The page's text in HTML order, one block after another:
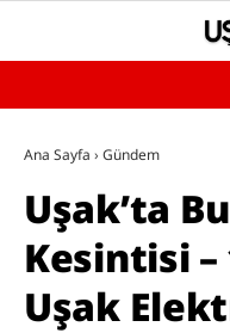
GÜNDEM
ASAYİŞ
SAĞLIK
Ana Sayfa › Gündem
Uşak’ta
Kesintisi –
Uşak